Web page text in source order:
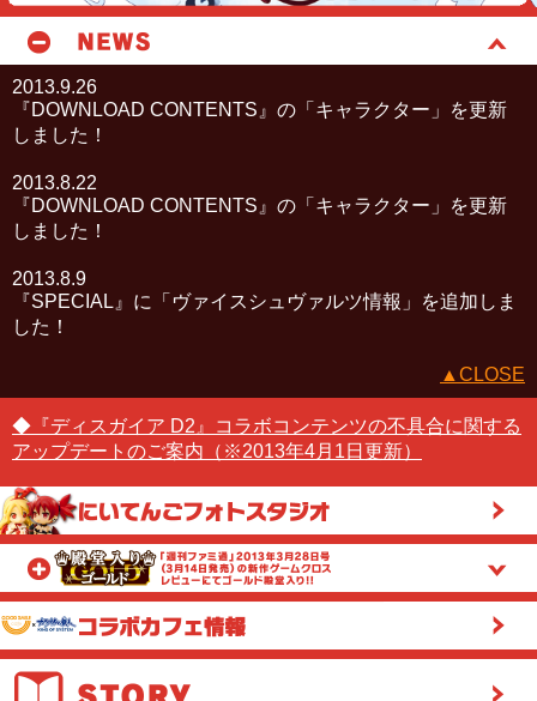
2013.9.26
『DOWNLOAD CONTENTS』の「キャラクター」を更新
しました！
2013.8.22
『DOWNLOAD CONTENTS』の「キャラクター」を更新
しました！
2013.8.9
『SPECIAL』に「ヴァイスシュヴァルツ情報」を追加しま
した！
▲CLOSE
◆『ディスガイア D2』コラボコンテンツの不具合に関する
アップデートのご案内（※2013年4月1日更新）